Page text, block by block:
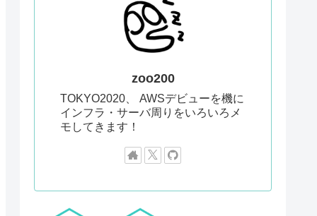
zoo200
TOKYO2020、 AWSデビューを機に
インフラ・サーバ周りをいろいろメ
モしてきます！